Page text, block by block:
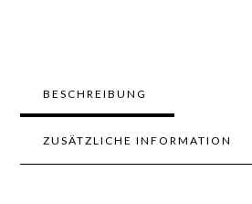
BESCHREIBUNG
ZUSÄTZLICHE INFORMATION